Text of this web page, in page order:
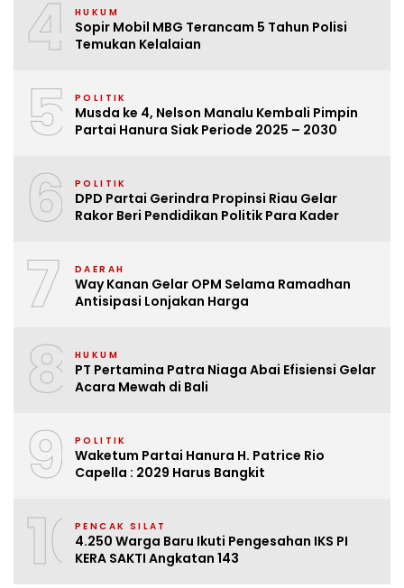
4 HUKUM
Sopir Mobil MBG Terancam 5 Tahun Polisi
Temukan Kelalaian
5 POLITIK
Musda ke 4, Nelson Manalu Kembali Pimpin
Partai Hanura Siak Periode 2025 – 2030
6 POLITIK
DPD Partai Gerindra Propinsi Riau Gelar
Rakor Beri Pendidikan Politik Para Kader
7 DAERAH
Way Kanan Gelar OPM Selama Ramadhan
Antisipasi Lonjakan Harga
8 HUKUM
PT Pertamina Patra Niaga Abai Efisiensi Gelar
Acara Mewah di Bali
9 POLITIK
Waketum Partai Hanura H. Patrice Rio
Capella : 2029 Harus Bangkit
10PENCAK SILAT
4.250 Warga Baru Ikuti Pengesahan IKS PI
KERA SAKTI Angkatan 143